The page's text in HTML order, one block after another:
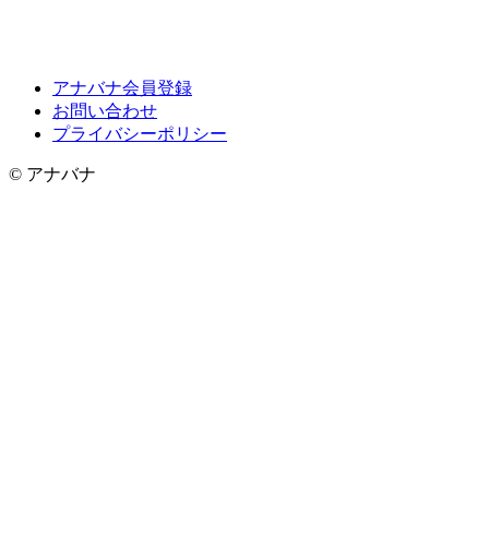
アナバナ会員登録
お問い合わせ
プライバシーポリシー
© アナバナ